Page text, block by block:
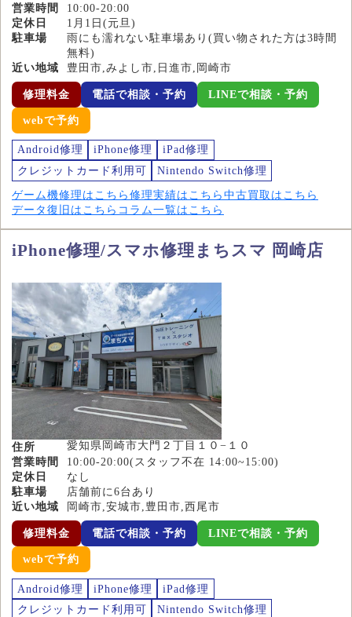
営業時間
10:00-20:00
定休日
1月1日(元旦)
駐車場
雨にも濡れない駐車場あり(買い物された方は3時間
無料)
近い地域
豊田市,みよし市,日進市,岡崎市
修理料金 電話で相談・予約 LINEで相談・予約
webで予約
Android修理 iPhone修理
iPad修理
クレジットカード利用可
Nintendo Switch修理
ゲーム機修理はこちら 修理実績はこちら 中古買取はこちら
データ復旧はこちら コラム一覧はこちら
iPhone修理/スマホ修理まちスマ 岡崎店
住所
愛知県岡崎市大門２丁目１０−１０
営業時間
10:00-20:00(スタッフ不在 14:00~15:00)
定休日
なし
駐車場
店舗前に6台あり
近い地域
岡崎市,安城市,豊田市,西尾市
修理料金 電話で相談・予約 LINEで相談・予約
webで予約
Android修理 iPhone修理
iPad修理
クレジットカード利用可
Nintendo Switch修理